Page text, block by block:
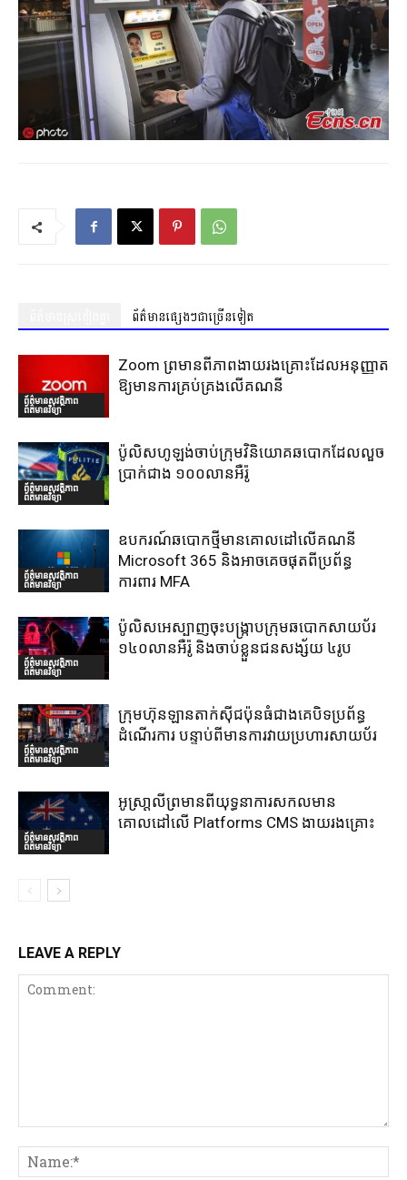
ព័ត៌មានផ្សេងៗជាច្រើនទៀត
ព័ត៌មានសុវត្ថិភាព
ព័ត៌មានវិទ្យា
Zoom ព្រមានពីភាពងាយរងគ្រោះដែលអនុញ្ញាត
ឱ្យមានការគ្រប់គ្រងលើគណនី
ព័ត៌មានសុវត្ថិភាព
ព័ត៌មានវិទ្យា
ប៉ូលិសហូឡង់ចាប់ក្រុមវិនិយោគឆបោកដែលលួច
ប្រាក់ជាង ១០០លានអឺរ៉ូ
ព័ត៌មានសុវត្ថិភាព
ព័ត៌មានវិទ្យា
ឧបករណ៍ឆបោកថ្មីមានគោលដៅលើគណនី
Microsoft 365 និងអាចគេចផុតពីប្រព័ន្ធ
ការពារ MFA
ព័ត៌មានសុវត្ថិភាព
ព័ត៌មានវិទ្យា
ប៉ូលិសអេស្បាញចុះបង្រ្កាបក្រុមឆបោកសាយប័រ
១៤០លានអឺរ៉ូ និងចាប់ខ្លួនជនសង្ស័យ ៤រូប
ព័ត៌មានសុវត្ថិភាព
ព័ត៌មានវិទ្យា
ក្រុមហ៊ុនឡានតាក់ស៊ីជប៉ុនធំជាងគេបិទប្រព័ន្ធ
ដំណើរការ បន្ទាប់ពីមានការវាយប្រហារសាយប័រ
ព័ត៌មានសុវត្ថិភាព
ព័ត៌មានវិទ្យា
អូស្រា្តលីព្រមានពីយុទ្ធនាការសកលមាន
គោលដៅលើ Platforms CMS ងាយរងគ្រោះ
LEAVE A REPLY